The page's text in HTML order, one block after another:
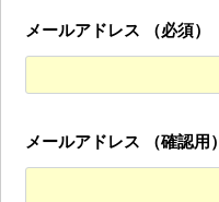
メールアドレス （必須）
メールアドレス （確認用）